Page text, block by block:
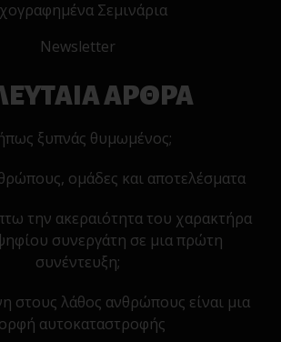
Σεμινάρια
Newsletter
ΑΡΘΡΑ
ξυπνάς θυμωμένος;
ομάδες και αποτελέσματα
την ακεραιότητα του χαρακτήρα
συνεργάτη σε μια πρώτη
συνέντευξη;
στους λάθος ανθρώπους είναι μια
αυτοκαταστροφής